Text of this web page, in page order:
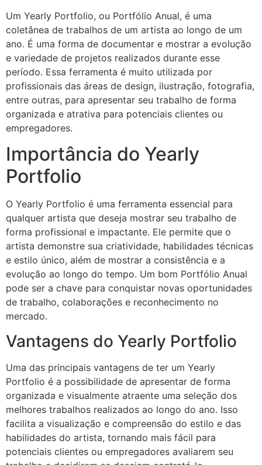
Um Yearly Portfolio, ou Portfólio Anual, é uma
coletânea de trabalhos de um artista ao longo de um
ano. É uma forma de documentar e mostrar a evolução
e variedade de projetos realizados durante esse
período. Essa ferramenta é muito utilizada por
profissionais das áreas de design, ilustração, fotografia,
entre outras, para apresentar seu trabalho de forma
organizada e atrativa para potenciais clientes ou
empregadores.
Importância do Yearly
Portfolio
O Yearly Portfolio é uma ferramenta essencial para
qualquer artista que deseja mostrar seu trabalho de
forma profissional e impactante. Ele permite que o
artista demonstre sua criatividade, habilidades técnicas
e estilo único, além de mostrar a consistência e a
evolução ao longo do tempo. Um bom Portfólio Anual
pode ser a chave para conquistar novas oportunidades
de trabalho, colaborações e reconhecimento no
mercado.
Vantagens do Yearly Portfolio
Uma das principais vantagens de ter um Yearly
Portfolio é a possibilidade de apresentar de forma
organizada e visualmente atraente uma seleção dos
melhores trabalhos realizados ao longo do ano. Isso
facilita a visualização e compreensão do estilo e das
habilidades do artista, tornando mais fácil para
potenciais clientes ou empregadores avaliarem seu